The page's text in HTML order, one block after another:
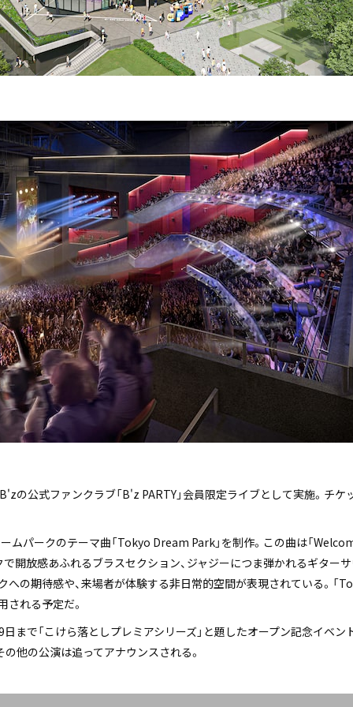
の公式ファンクラブ「B'z PARTY」会員限定ライブとして実施。チケ
ームパークのテーマ曲「Tokyo Dream Park」を制作。この曲は「
開放感あふれるブラスセクション、ジャジーにつま弾かれるギター
の期待感や、来場者が体験する非日常的空間が表現されている。「
れる予定だ。
まで「こけら落としプレミアシリーズ」と題したオープン記念イベ
他の公演は追ってアナウンスされる。